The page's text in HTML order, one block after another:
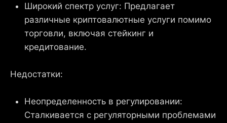
Широкий спектр услуг: Предлагает
различные криптовалютные услуги помимо
торговли, включая стейкинг и
кредитование.
Недостатки:
Неопределенность в регулировании:
Сталкивается с регуляторными проблемами